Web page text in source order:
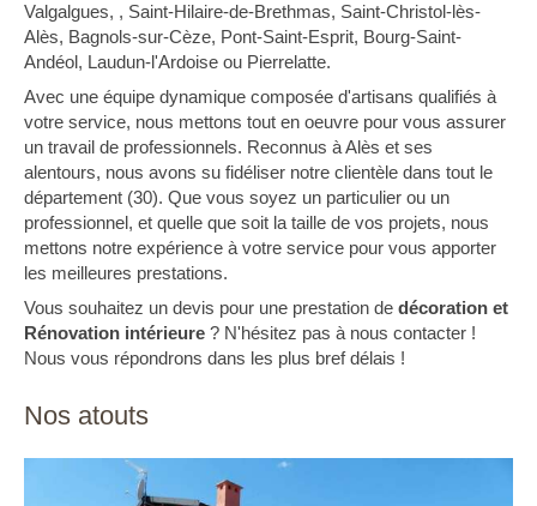
Valgalgues, , Saint-Hilaire-de-Brethmas, Saint-Christol-lès-
Alès, Bagnols-sur-Cèze, Pont-Saint-Esprit, Bourg-Saint-
Andéol, Laudun-l'Ardoise ou Pierrelatte.
Avec une équipe dynamique composée d'artisans qualifiés à
votre service, nous mettons tout en oeuvre pour vous assurer
un travail de professionnels. Reconnus à Alès et ses
alentours, nous avons su fidéliser notre clientèle dans tout le
département (30). Que vous soyez un particulier ou un
professionnel, et quelle que soit la taille de vos projets, nous
mettons notre expérience à votre service pour vous apporter
les meilleures prestations.
Vous souhaitez un devis pour une prestation de décoration et
Rénovation intérieure ? N'hésitez pas à nous contacter !
Nous vous répondrons dans les plus bref délais !
Nos atouts